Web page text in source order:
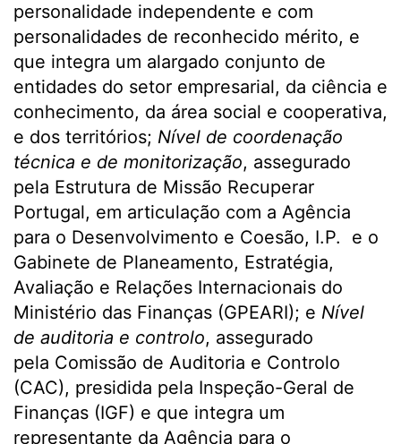
personalidade independente e com
personalidades de reconhecido mérito, e
que integra um alargado conjunto de
entidades do setor empresarial, da ciência e
conhecimento, da área social e cooperativa,
e dos territórios; Nível de coordenação
técnica e de monitorização, assegurado
pela Estrutura de Missão Recuperar
Portugal, em articulação com a Agência
para o Desenvolvimento e Coesão, I.P. e o
Gabinete de Planeamento, Estratégia,
Avaliação e Relações Internacionais do
Ministério das Finanças (GPEARI); e Nível
de auditoria e controlo, assegurado
pela Comissão de Auditoria e Controlo
(CAC), presidida pela Inspeção-Geral de
Finanças (IGF) e que integra um
representante da Agência para o